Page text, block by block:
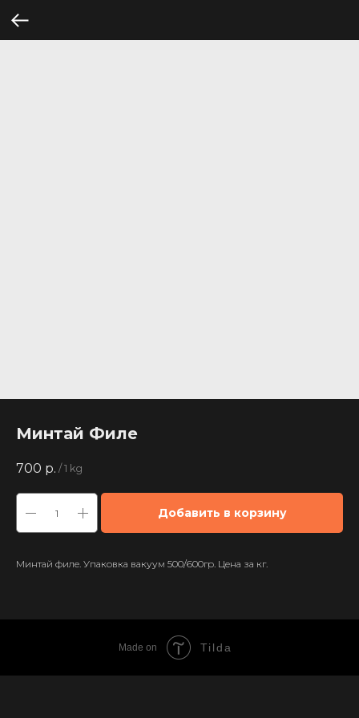
Минтай Филе
700 р. / 1 kg
Добавить в корзину
Минтай филе. Упаковка вакуум 500/600гр. Цена за кг.
Made on Tilda